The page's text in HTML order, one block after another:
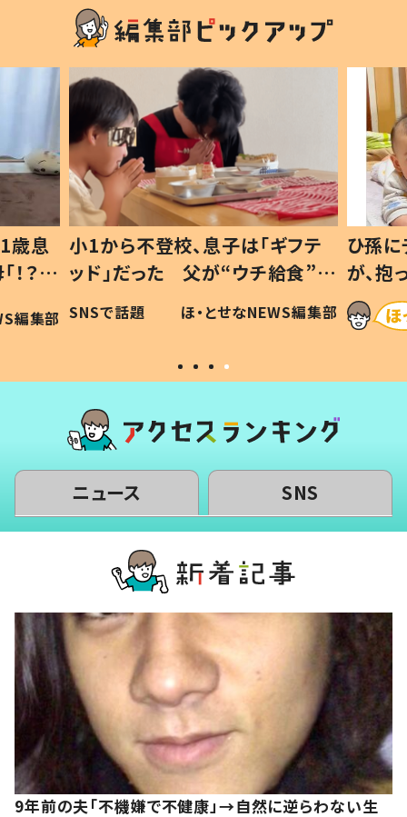
歳息
？」
編集部
小1から不登校、息子は「ギフテ
ッド」だった 父が“ウチ給食”を
作り続ける理由とは #令和の親
#令和の子
SNSで話題 ほ・とせなNEWS編集部
ひ孫
が、
「涙が
い」
ニュース SNS
9年前の夫「不機嫌で不健康」→自然に逆らわない生